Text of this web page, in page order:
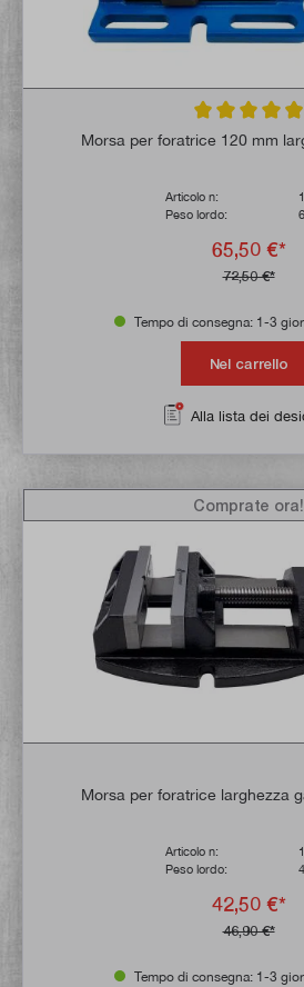
Valutazione
Morsa per foratrice 120 mm
Articolo n:
Peso lordo:
65,50 €*
72,50 €*
Tempo di consegna: 1-3
Nel carrello
Alla lista dei
Morsa per foratrice larghezza
Articolo n:
Peso lordo:
42,50 €*
46,90 €*
Comprate ora!
Tempo di consegna: 1-3